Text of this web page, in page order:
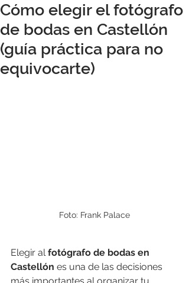
Cómo elegir el fotógrafo
de bodas en Castellón
(guía práctica para no
equivocarte)
Foto: Frank Palace
Elegir al fotógrafo de bodas en
Castellón es una de las decisiones